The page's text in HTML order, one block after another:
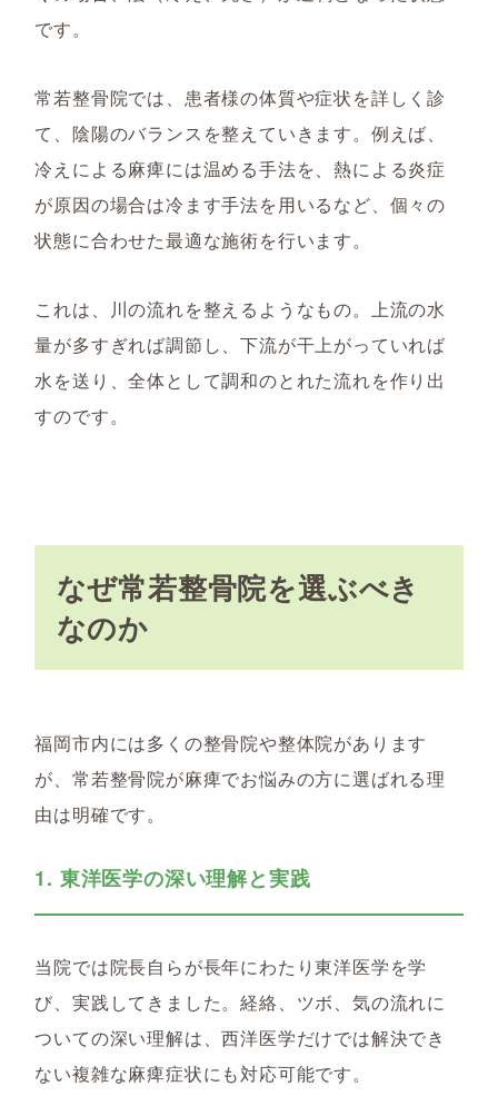
です。
常若整骨院では、患者様の体質や症状を詳しく診
て、陰陽のバランスを整えていきます。例えば、
冷えによる麻痺には温める手法を、熱による炎症
が原因の場合は冷ます手法を用いるなど、個々の
状態に合わせた最適な施術を行います。
これは、川の流れを整えるようなもの。上流の水
量が多すぎれば調節し、下流が干上がっていれば
水を送り、全体として調和のとれた流れを作り出
すのです。
なぜ常若整骨院を選ぶべき
なのか
福岡市内には多くの整骨院や整体院があります
が、常若整骨院が麻痺でお悩みの方に選ばれる理
由は明確です。
1. 東洋医学の深い理解と実践
当院では院長自らが長年にわたり東洋医学を学
び、実践してきました。経絡、ツボ、気の流れに
ついての深い理解は、西洋医学だけでは解決でき
ない複雑な麻痺症状にも対応可能です。